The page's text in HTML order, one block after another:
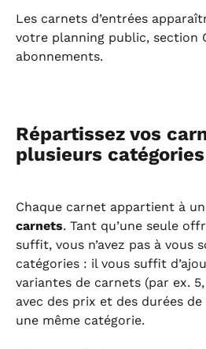
Les carnets d’entrées
votre planning public, section
abonnements.
Répartissez vos
plusieurs catégories
Chaque carnet appartient à
carnets. Tant qu’une seule
suffit, vous n’avez pas à vous
catégories : il vous suffit
variantes de carnets (par ex.
avec des prix et des durées
une même catégorie.